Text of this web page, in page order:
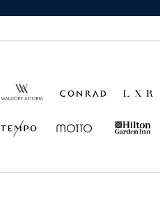
Astoria
Hotels &
Hotels &
Resorts
Garden
Inn